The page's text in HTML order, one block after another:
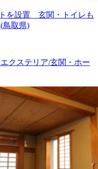
を設置 玄関・トイレも
鳥取県)
クステリア/玄関・ホー